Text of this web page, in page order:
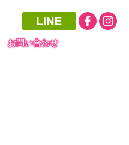
お問い合わせ